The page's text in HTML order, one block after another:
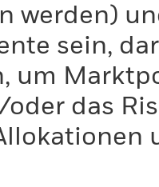
werden)
sein,
um
das